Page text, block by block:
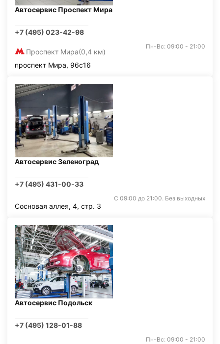
Автосервис Проспект Мира
+7 (495) 023-42-98
Проспект Мира(0,4 км)
Пн-Вс: 09:00 - 21:00
проспект Мира, 96с16
Автосервис Зеленоград
+7 (495) 431-00-33
С 09:00 до 21:00. Без выходных
Сосновая аллея, 4, стр. 3
Автосервис Подольск
+7 (495) 128-01-88
Пн-Вс: 09:00 - 21:00